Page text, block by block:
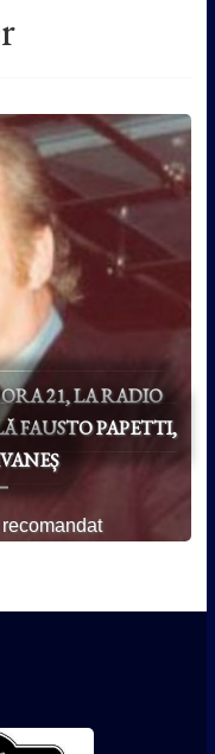
21, LA RADIO
FAUSTO PAPETTI,
recomandat